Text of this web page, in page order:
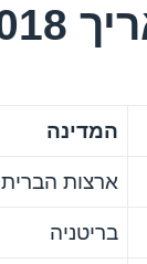
2018
המדינה
ארצות הברית
בריטניה